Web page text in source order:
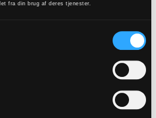
fra din brug af deres tjenester.